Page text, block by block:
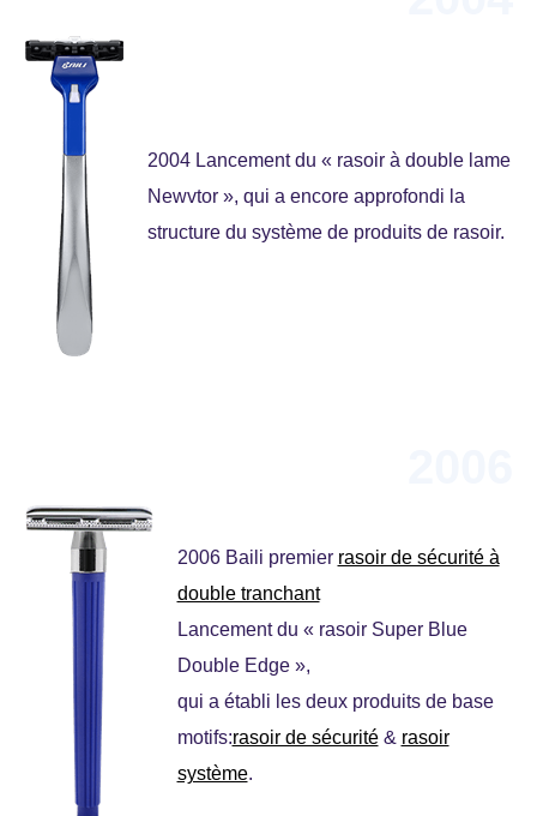
2004 Lancement du « rasoir à double lame
Newvtor », qui a encore approfondi la
structure du système de produits de rasoir.
2006 Baili premier rasoir de sécurité à
double tranchant
Lancement du « rasoir Super Blue
Double Edge »,
qui a établi les deux produits de base
motifs:rasoir de sécurité& rasoir
système.